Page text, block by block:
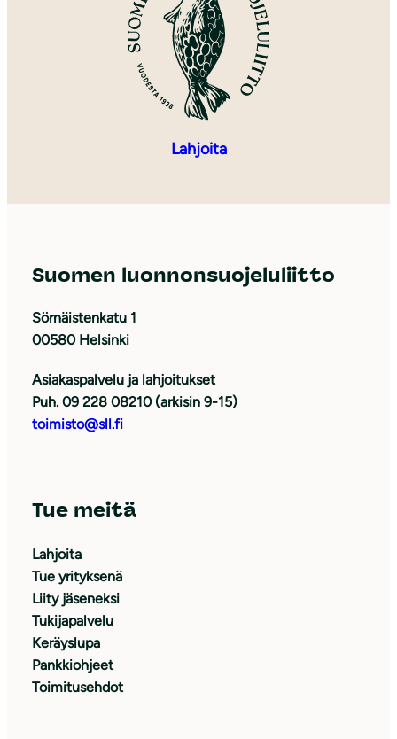
Lahjoita
Suomen luonnonsuojeluliitto
Sörnäistenkatu 1
00580 Helsinki
Asiakaspalvelu ja lahjoitukset
Puh. 09 228 08210 (arkisin 9-15)
toimisto@sll.fi
Tue meitä
Lahjoita
Tue yrityksenä
Liity jäseneksi
Tukijapalvelu
Keräyslupa
Pankkiohjeet
Toimitusehdot